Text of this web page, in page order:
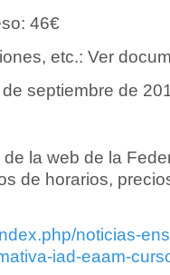
46€
etc.: Ver
septiembre de
la web de la
de horarios,
noticias-
iad-eaam-